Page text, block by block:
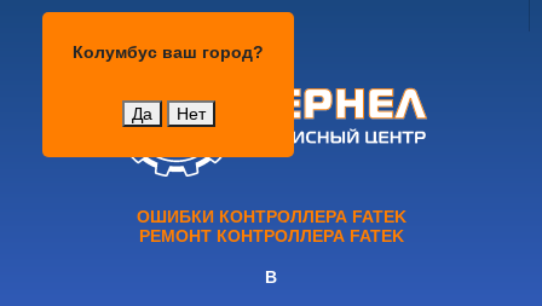
Колумбус ваш город?
Да Нет
ОШИБКИ КОНТРОЛЛЕРА FATEK
РЕМОНТ КОНТРОЛЛЕРА FATEK
В